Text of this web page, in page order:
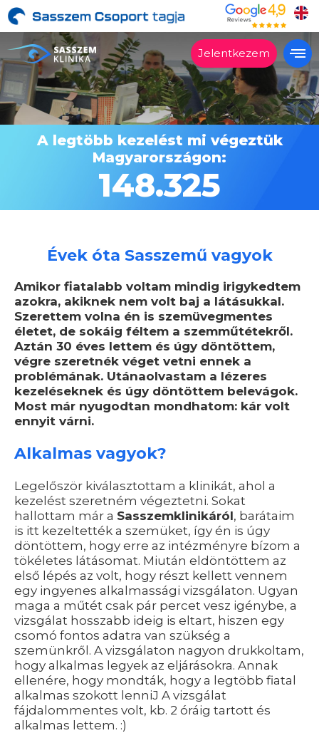
Jelentkezem
Alkalmas?
Kezelések
Árak
Miért a Sasszemklinika?
Szakrendelés
A legtöbb kezelést mi végeztük
Magyarországon:
148.325
Évek óta Sasszemű vagyok
Amikor fiatalabb voltam mindig irigykedtem
azokra, akiknek nem volt baj a látásukkal.
Szerettem volna én is szemüvegmentes
életet, de sokáig féltem a szemműtétekről.
Aztán 30 éves lettem és úgy döntöttem,
végre szeretnék véget vetni ennek a
problémának. Utánaolvastam a lézeres
kezeléseknek és úgy döntöttem belevágok.
Most már nyugodtan mondhatom: kár volt
ennyit várni.
Alkalmas vagyok?
Legelőször kiválasztottam a klinikát, ahol a
kezelést szeretném végeztetni. Sokat
hallottam már a Sasszemklinikáról, barátaim
is itt kezeltették a szemüket, így én is úgy
döntöttem, hogy erre az intézményre bízom a
tökéletes látásomat. Miután eldöntöttem az
első lépés az volt, hogy részt kellett vennem
egy ingyenes alkalmassági vizsgálaton. Ugyan
maga a műtét csak pár percet vesz igénybe, a
vizsgálat hosszabb ideig is eltart, hiszen egy
csomó fontos adatra van szükség a
szemünkről. A vizsgálaton nagyon drukkoltam,
hogy alkalmas legyek az eljárásokra. Annak
ellenére, hogy mondták, hogy a legtöbb fiatal
alkalmas szokott lenniJ A vizsgálat
fájdalommentes volt, kb. 2 óráig tartott és
alkalmas lettem. :)